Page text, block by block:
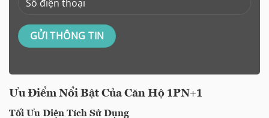
Ưu Điểm Nổi Bật Của Căn Hộ 1PN+1
Tối Ưu Diện Tích Sử Dụng